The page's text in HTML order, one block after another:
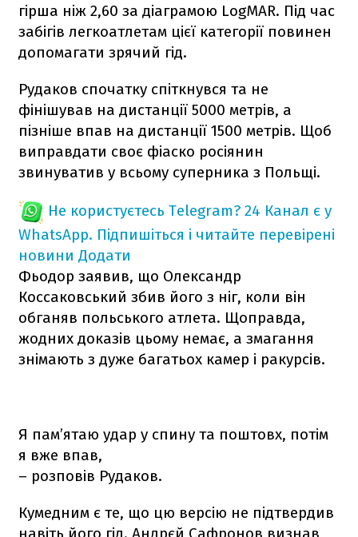
гірша ніж 2,60 за діаграмою LogMAR. Під час
забігів легкоатлетам цієї категорії повинен
допомагати зрячий гід.
Рудаков спочатку спіткнувся та не
фінішував на дистанції 5000 метрів, а
пізніше впав на дистанції 1500 метрів. Щоб
виправдати своє фіаско росіянин
звинуватив у всьому суперника з Польщі.
Не користуєтесь Telegram? 24 Канал є у
WhatsApp. Підпишіться і читайте перевірені
новини Додати
Фьодор заявив, що Олександр
Коссаковський збив його з ніг, коли він
обганяв польського атлета. Щоправда,
жодних доказів цьому немає, а змагання
знімають з дуже багатьох камер і ракурсів.
Я пам’ятаю удар у спину та поштовх, потім
я вже впав,
– розповів Рудаков.
Кумедним є те, що цю версію не підтвердив
навіть його гід. Андрєй Сафронов визнав,